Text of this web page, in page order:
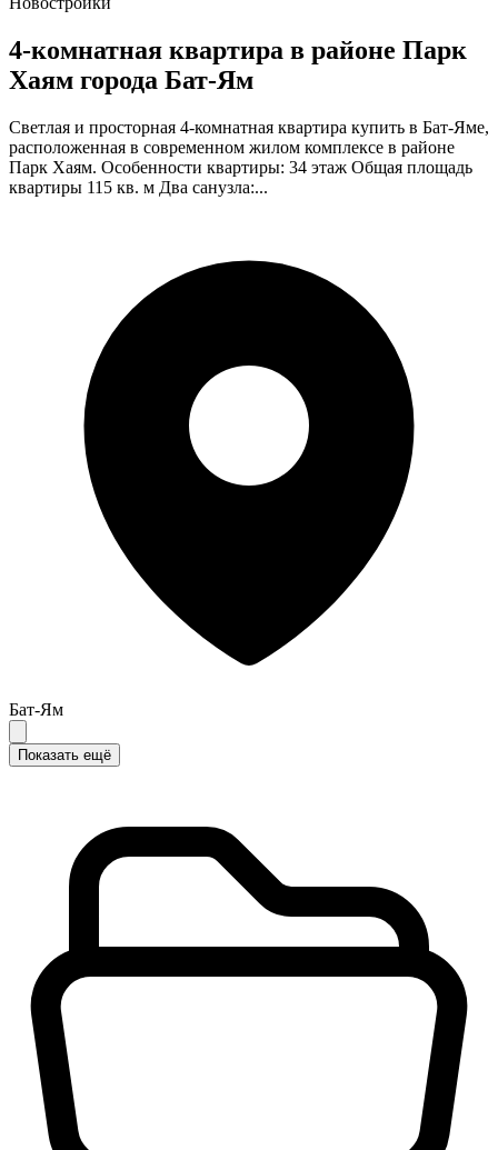
4-комнатная квартира в районе Парк
Хаям города Бат-Ям
Светлая и просторная 4-комнатная квартира купить в Бат-Яме,
расположенная в современном жилом комплексе в районе
Парк Хаям. Особенности квартиры: 34 этаж Общая площадь
квартиры 115 кв. м Два санузла:...
Бат-Ям
Показать ещё